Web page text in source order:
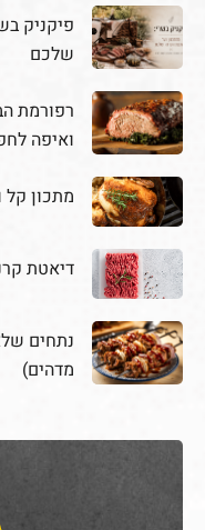
פיקניק
שלכם
ואיפה
מתכון קל
דיאטת
נתחים
מדהים)